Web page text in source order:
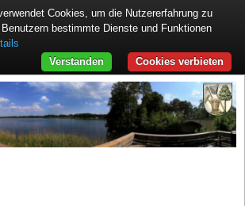
Cookies, um die Nutzererfahrung zu
bestimmte Dienste und Funktionen
Cookies verbieten
Verstanden